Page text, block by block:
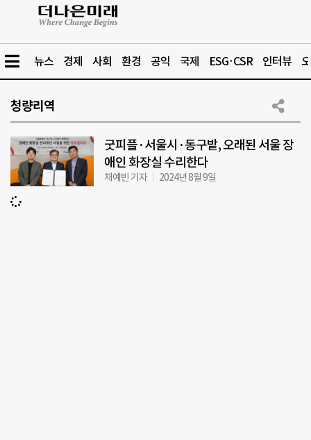
뉴스 경제 사회 환경 공익 국제 ESG·CSR 인터뷰
청량리역
굿피플·서울시·동구밭, 오래된 서울 장
애인 화장실 수리한다
채예빈 기자 2024년 8월 9일